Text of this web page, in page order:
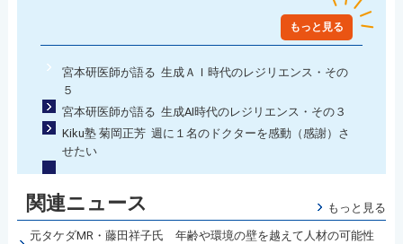
もっと見る
宮本研医師が語る 生成ＡＩ時代のレジリエンス・その
５
宮本研医師が語る 生成AI時代のレジリエンス・その３
Kiku塾 菊岡正芳 週に１名のドクターを感動（感謝）さ
せたい
関連ニュース もっと見る
元タケダMR・藤田祥子氏 年齢や環境の壁を越えて人材の可能性